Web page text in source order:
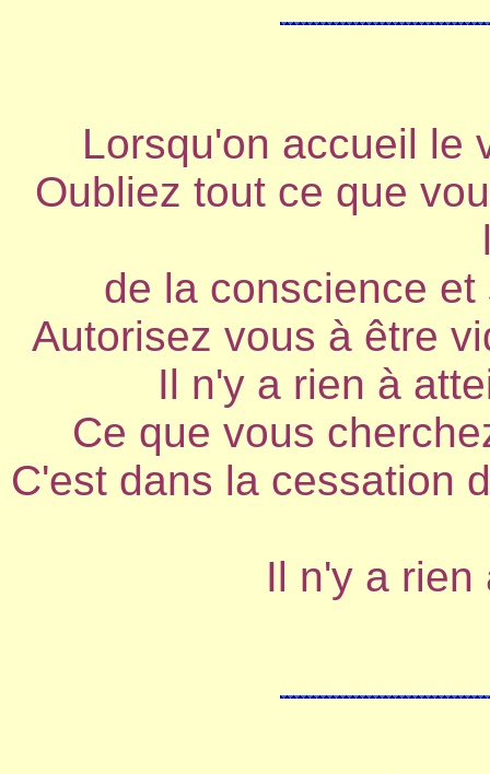
Lorsqu'on accueil le
Oubliez tout ce que
de la conscience
Autorisez vous à être
Il n'y a rien à
Ce que vous
C'est dans la cessation
Il n'y a rien